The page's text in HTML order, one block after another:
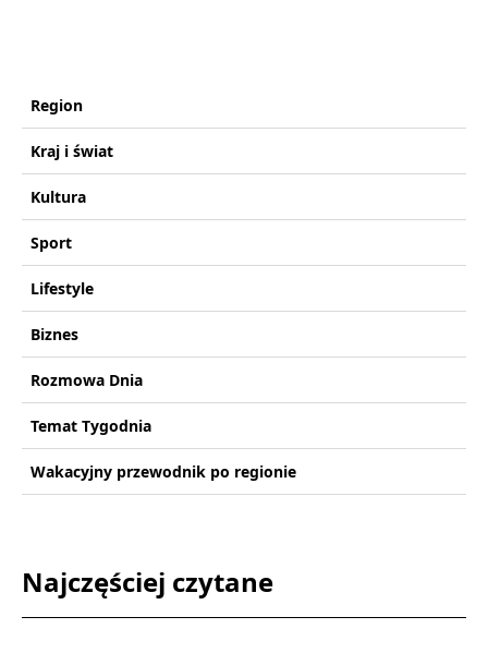
Region
Kraj i świat
Kultura
Sport
Lifestyle
Biznes
Rozmowa Dnia
Temat Tygodnia
Wakacyjny przewodnik po regionie
Najczęściej czytane